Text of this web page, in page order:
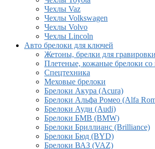
Чехлы Vaz
Чехлы Volkswagen
Чехлы Volvo
Чехлы Lincoln
Авто брелоки для ключей
Жетоны, брелки для гравировки
Плетеные, кожаные брелоки
Спецтехника
Меховые брелоки
Брелоки Акура (Acura)
Брелоки Альфа Ромео (Alfa
Брелоки Ауди (Audi)
Брелоки БМВ (BMW)
Брелоки Бриллианс (Brilliance)
Брелоки Бюд (BYD)
Брелоки ВАЗ (VAZ)